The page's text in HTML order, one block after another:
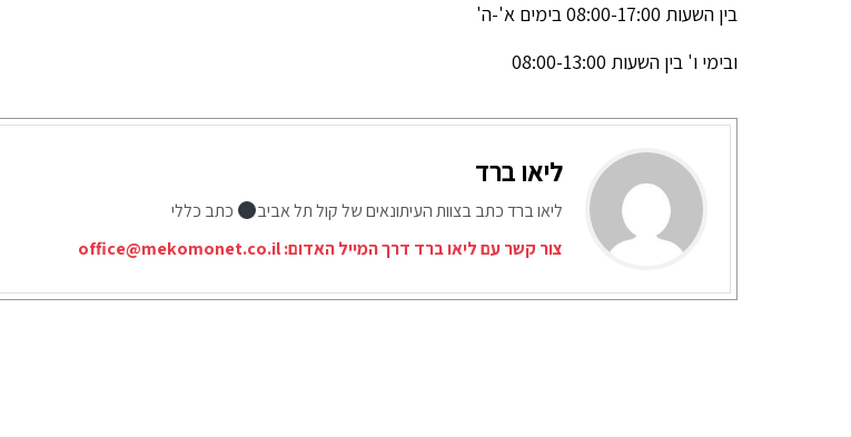
בין השעות 08:00-17:00 בימים א'-ה'
ובימי ו' בין השעות 08:00-13:00
ליאו ברד
ליאו ברד כתב בצוות העיתונאים של קול תל אביב
כתב כללי
צור קשר עם ליאו ברד דרך המייל האדום:office@mekomonet.co.il